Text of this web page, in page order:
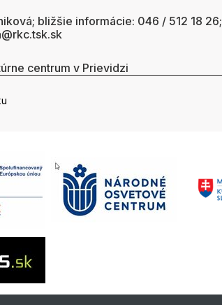
bližšie informácie: 046 / 512 18 26;
centrum v Prievidzi